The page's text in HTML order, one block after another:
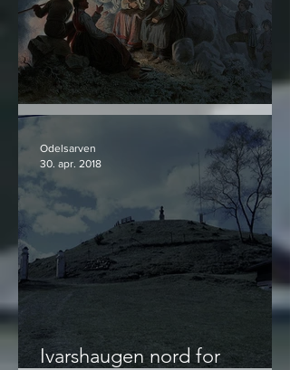
Norrøn Livskunst - utdrag #3
Ivarshaugen nord for
Odelsarven
30. apr. 2018